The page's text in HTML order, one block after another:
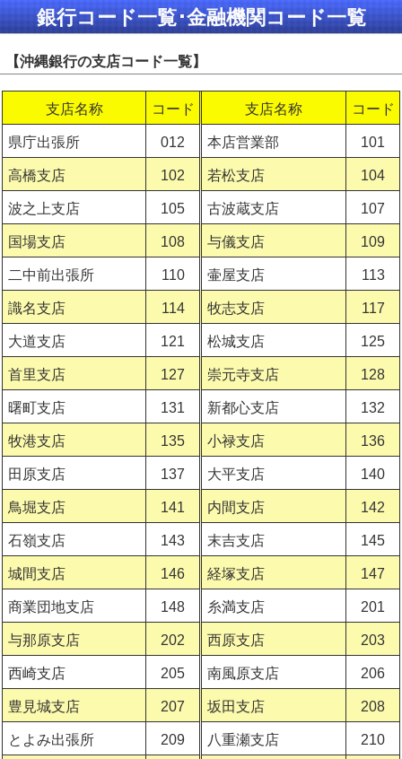
銀行コード一覧･金融機関コード一覧
【沖縄銀行の支店コード一覧】
支店名称 コード 支店名称 コード
県庁出張所 012 本店営業部 101
高橋支店 102 若松支店 104
波之上支店 105 古波蔵支店 107
国場支店 108 与儀支店 109
二中前出張所 110 壷屋支店 113
識名支店 114 牧志支店 117
大道支店 121 松城支店 125
首里支店 127 崇元寺支店 128
曙町支店 131 新都心支店 132
牧港支店 135 小禄支店 136
田原支店 137 大平支店 140
鳥堀支店 141 内間支店 142
石嶺支店 143 末吉支店 145
城間支店 146 経塚支店 147
商業団地支店 148 糸満支店 201
与那原支店 202 西原支店 203
西崎支店 205 南風原支店 206
豊見城支店 207 坂田支店 208
とよみ出張所 209 八重瀬支店 210